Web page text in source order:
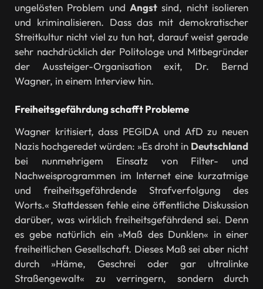
ungelösten Problem und Angst sind, nicht isolieren
und kriminalisieren. Dass das mit demokratischer
Streitkultur nicht viel zu tun hat, darauf weist gerade
sehr nachdrücklich der Politologe und Mitbegründer
der Aussteiger-Organisation exit, Dr. Bernd
Wagner, in einem Interview hin.
Freiheitsgefährdung schafft Probleme
Wagner kritisiert, dass PEGIDA und AfD zu neuen
Nazis hochgeredet würden: »Es droht in Deutschland
bei nunmehrigem Einsatz von Filter- und
Nachweisprogrammen im Internet eine kurzatmige
und freiheitsgefährdende Strafverfolgung des
Worts.« Stattdessen fehle eine öffentliche Diskussion
darüber, was wirklich freiheitsgefährdend sei. Denn
es gebe natürlich ein »Maß des Dunklen« in einer
freiheitlichen Gesellschaft. Dieses Maß sei aber nicht
durch »Häme, Geschrei oder gar ultralinke
Straßengewalt« zu verringern, sondern durch